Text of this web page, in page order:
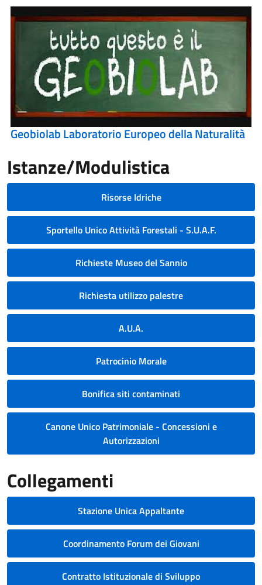
Geobiolab Laboratorio Europeo della Naturalità
Istanze/Modulistica
Risorse Idriche
Sportello Unico Attività Forestali - S.U.A.F.
Richieste Museo del Sannio
Richiesta utilizzo palestre
A.U.A.
Patrocinio Morale
Bonifica siti contaminati
Canone Unico Patrimoniale - Concessioni e
Autorizzazioni
Collegamenti
Stazione Unica Appaltante
Coordinamento Forum dei Giovani
Contratto Istituzionale di Sviluppo